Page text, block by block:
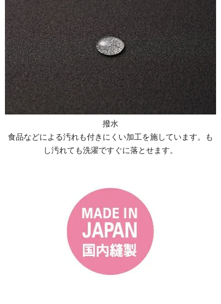
撥水
食品などによる汚れも付きにくい加工を施しています。も
し汚れても洗濯ですぐに落とせます。